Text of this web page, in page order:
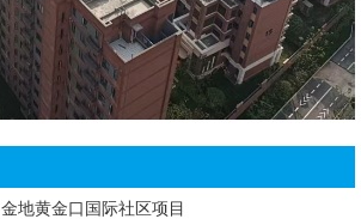
金地黄金口国际社区项目